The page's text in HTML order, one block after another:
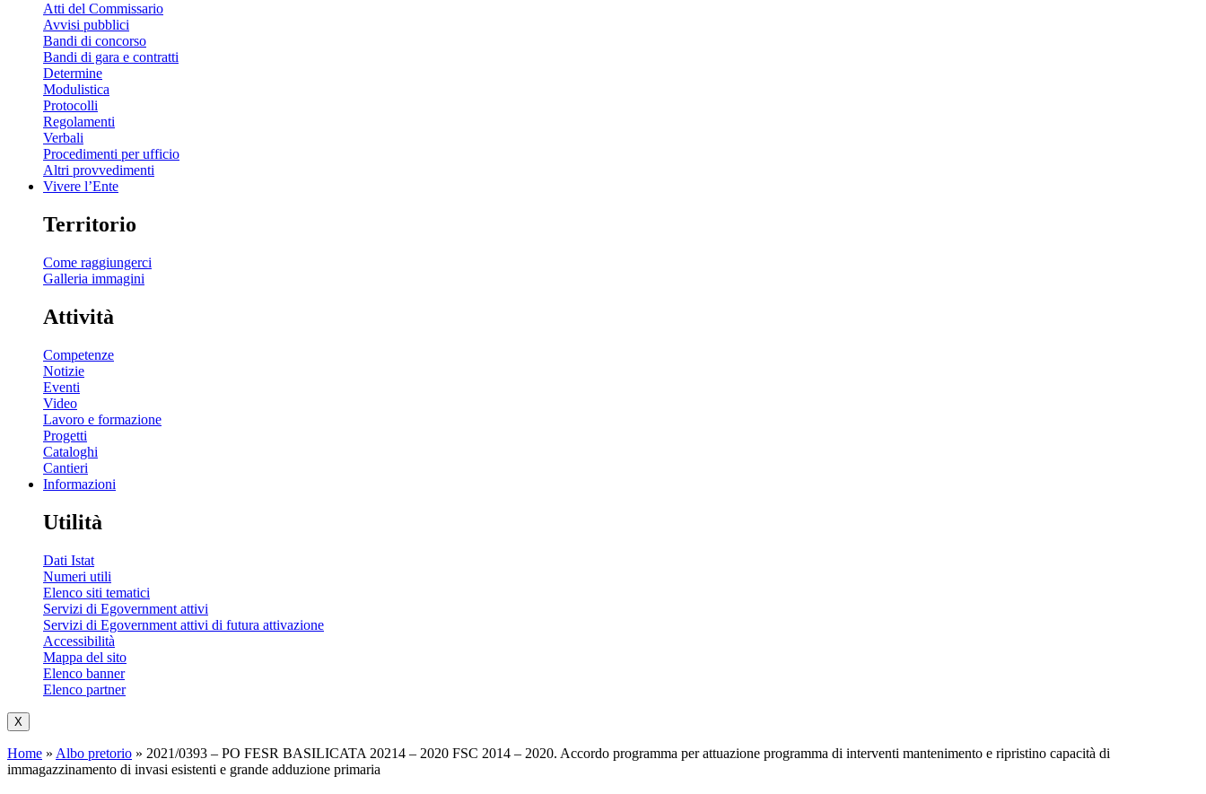
Atti del Commissario
Avvisi pubblici
Bandi di concorso
Bandi di gara e contratti
Determine
Modulistica
Protocolli
Regolamenti
Verbali
Procedimenti per ufficio
Altri provvedimenti
Vivere l’Ente
Territorio
Come raggiungerci
Galleria immagini
Attività
Competenze
Notizie
Eventi
Video
Lavoro e formazione
Progetti
Cataloghi
Cantieri
Informazioni
Utilità
Dati Istat
Numeri utili
Elenco siti tematici
Servizi di Egovernment attivi
Servizi di Egovernment attivi di futura attivazione
Accessibilità
Mappa del sito
Elenco banner
Elenco partner
X
Home » Albo pretorio » 2021/0393 – PO FESR BASILICATA 20214 – 2020 FSC 2014 – 2020. Accordo programma per attuazione programma di interventi mantenimento e ripristino capacità di
immagazzinamento di invasi esistenti e grande adduzione primaria